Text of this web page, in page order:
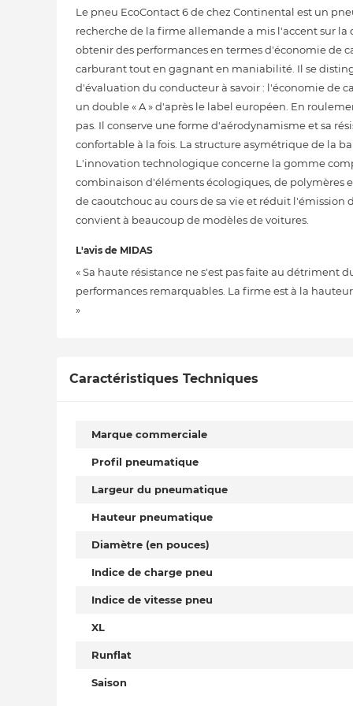
Le pneu EcoContact 6 de chez Continental est un
recherche de la firme allemande a mis l'accent sur
obtenir des performances en termes d'économie de
carburant tout en gagnant en maniabilité. Il se
d'évaluation du conducteur à savoir : l'économie de
un double « A » d'après le label européen. En
pas. Il conserve une forme d'aérodynamisme et sa
confortable à la fois. La structure asymétrique de la
L'innovation technologique concerne la gomme
combinaison d'éléments écologiques, de polymères
de caoutchouc au cours de sa vie et réduit l'émission
convient à beaucoup de modèles de voitures.
L'avis de MIDAS
« Sa haute résistance ne s'est pas faite au détriment
performances remarquables. La firme est à la
»
Caractéristiques Techniques
Marque commerciale
Profil pneumatique
Largeur du pneumatique
Hauteur pneumatique
Diamètre (en pouces)
Indice de charge pneu
Indice de vitesse pneu
XL
Runflat
Saison